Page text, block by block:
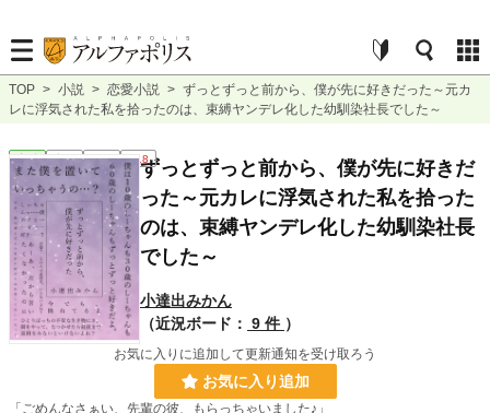
TOP > 小説 > 恋愛小説 > ずっとずっと前から、僕が先に好きだった～元カ
レに浮気された私を拾ったのは、束縛ヤンデレ化した幼馴染社長でした～
恋愛 完結 長編 R18ずっとずっと前から、僕が先に好きだ
った～元カレに浮気された私を拾った
のは、束縛ヤンデレ化した幼馴染社長
でした～
小達出みかん
（近況ボード： 9 件 ）
お気に入りに追加して更新通知を受け取ろう
お気に入り追加
「ごめんなさぁい、先輩の彼、もらっちゃいました♪」